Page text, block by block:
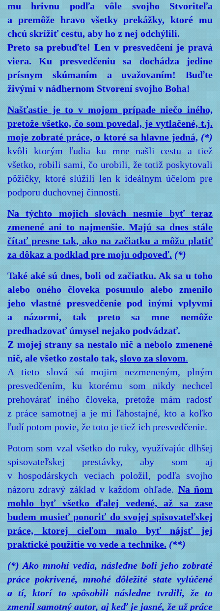
mu hrivnu podľa vôle svojho Stvoriteľa
a premôže hravo všetky prekážky, ktoré mu
chcú skrížiť cestu, aby ho z nej odchýlili.
Preto sa prebuďte! Len v presvedčení je pravá
viera. Ku presvedčeniu sa dochádza jedine
prísnym skúmaním a uvažovaním! Buďte
živými v nádhernom Stvorení svojho Boha!
Našťastie je to v mojom prípade niečo iného,
pretože všetko, čo som povedal, je vytlačené, t.j.
moje zobraté práce, o ktoré sa hlavne jedná, (*)
kvôli ktorým ľudia ku mne našli cestu a tiež
všetko, robili sami, čo urobili, že totiž poskytovali
pôžičky, ktoré slúžili len k ideálnym účelom pre
podporu duchovnej činnosti.
Na týchto mojich slovách nesmie byť teraz
zmenené ani to najmenšie. Majú sa dnes stále
čítať presne tak, ako na začiatku a môžu platiť
za dôkaz a podklad pre moju odpoveď. (*)
Také aké sú dnes, boli od začiatku. Ak sa u toho
alebo oného človeka posunulo alebo zmenilo
jeho vlastné presvedčenie pod inými vplyvmi
a názormi, tak preto sa mne nemôže
predhadzovať úmysel nejako podvádzať.
Z mojej strany sa nestalo nič a nebolo zmenené
nič, ale všetko zostalo tak, slovo za slovom.
A tieto slová sú mojim nezmeneným, plným
presvedčením, ku ktorému som nikdy nechcel
prehovárať iného človeka, pretože mám radosť
z práce samotnej a je mi ľahostajné, kto a koľko
ľudí potom povie, že toto je tiež ich presvedčenie.
Potom som vzal všetko do ruky, využívajúc dlhšej
spisovateľskej prestávky, aby som aj
v hospodárskych veciach položil, podľa svojho
názoru zdravý základ v každom ohľade. Na ňom
mohlo byť všetko ďalej vedené, až sa zase
budem musieť ponoriť do svojej spisovateľskej
práce, ktorej cieľom malo byť nájsť jej
praktické použitie vo vede a technike. (**)
(*) Ako mnohí vedia, následne boli jeho zobraté
práce pokrivené, mnohé dôležité state vylúčené
a tí, ktorí to spôsobili následne tvrdili, že to
zmenil samotný autor, aj keď je jasné, že už práce